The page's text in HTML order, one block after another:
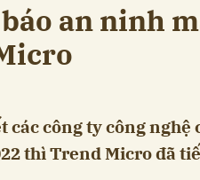
an ninh
các công ty công nghệ
thì Trend Micro đã